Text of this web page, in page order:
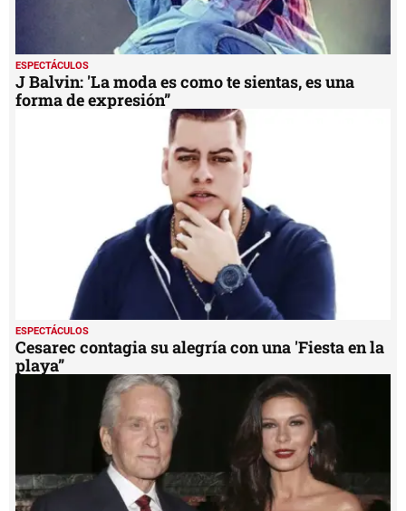
ESPECTÁCULOS
J Balvin: 'La moda es como te sientas, es una
forma de expresión”
ESPECTÁCULOS
Cesarec contagia su alegría con una 'Fiesta en la
playa”